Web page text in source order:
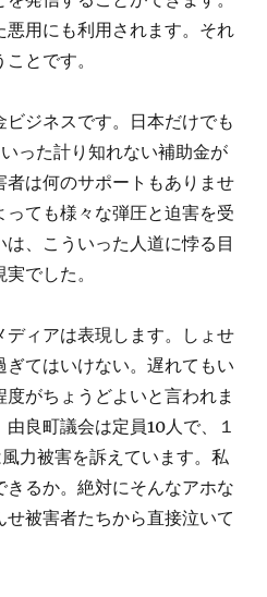
悪用にも利用されます。それ
とです。
ジネスです。日本だけでも
った計り知れない補助金が
は何のサポートもありませ
ても様々な弾圧と迫害を受
、こういった人道に悖る目
でした。
ィアは表現します。しょせ
てはいけない。遅れてもい
がちょうどよいと言われま
良町議会は定員10人で、１
力被害を訴えています。私
るか。絶対にそんなアホな
被害者たちから直接泣いて